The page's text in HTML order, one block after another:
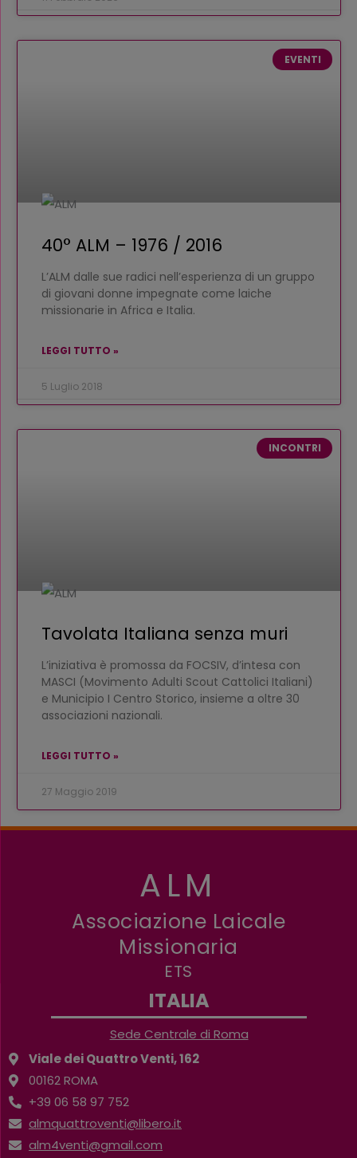
EVENTI
40° ALM – 1976 / 2016
L’ALM dalle sue radici nell’esperienza di un gruppo
di giovani donne impegnate come laiche
missionarie in Africa e Italia.
LEGGI TUTTO »
5 Luglio 2018
INCONTRI
Tavolata Italiana senza muri
L’iniziativa è promossa da FOCSIV, d’intesa con
MASCI (Movimento Adulti Scout Cattolici Italiani)
e Municipio I Centro Storico, insieme a oltre 30
associazioni nazionali.
LEGGI TUTTO »
27 Maggio 2019
ALM
Associazione Laicale
Missionaria
ETS
ITALIA
Sede Centrale di Roma
Viale dei Quattro Venti, 162
00162 ROMA
+39 06 58 97 752
almquattroventi@libero.it
alm4venti@gmail.com